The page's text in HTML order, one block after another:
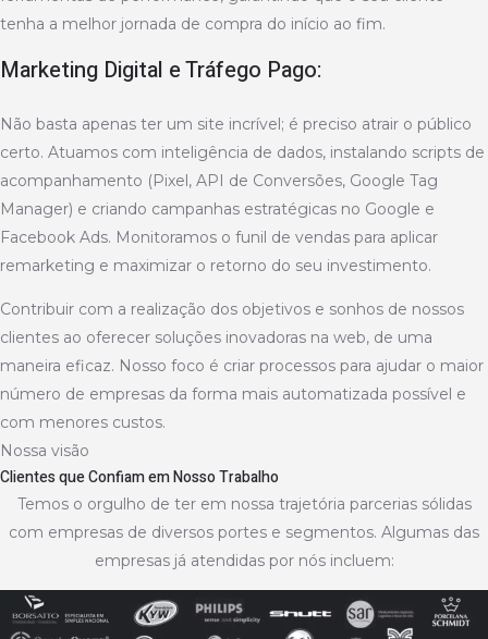
tenha a melhor jornada de compra do início ao fim.
Marketing Digital e Tráfego Pago:
Não basta apenas ter um site incrível; é preciso atrair o público
certo. Atuamos com inteligência de dados, instalando scripts de
acompanhamento (Pixel, API de Conversões, Google Tag
Manager) e criando campanhas estratégicas no Google e
Facebook Ads. Monitoramos o funil de vendas para aplicar
remarketing e maximizar o retorno do seu investimento.
Contribuir com a realização dos objetivos e sonhos de nossos
clientes ao oferecer soluções inovadoras na web, de uma
maneira eficaz. Nosso foco é criar processos para ajudar o maior
número de empresas da forma mais automatizada possível e
com menores custos.
Nossa visão
Clientes que Confiam em Nosso Trabalho
Temos o orgulho de ter em nossa trajetória parcerias sólidas
com empresas de diversos portes e segmentos. Algumas das
empresas já atendidas por nós incluem: